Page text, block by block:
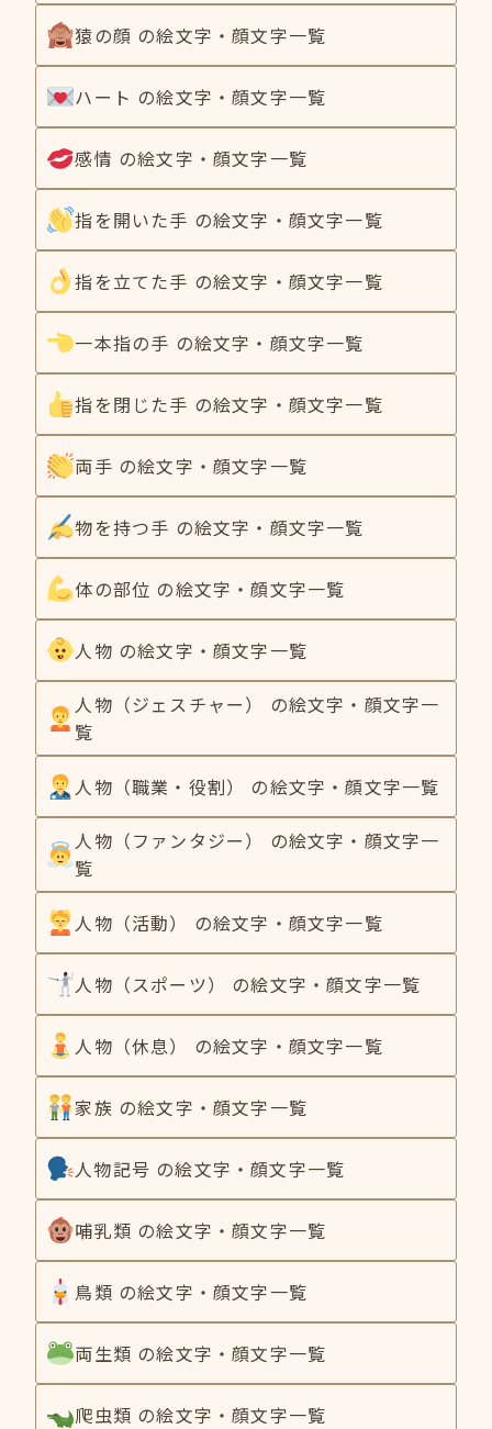
猿の顔 の絵文字・顔文字一覧
ハート の絵文字・顔文字一覧
感情 の絵文字・顔文字一覧
指を開いた手 の絵文字・顔文字一覧
指を立てた手 の絵文字・顔文字一覧
一本指の手 の絵文字・顔文字一覧
指を閉じた手 の絵文字・顔文字一覧
両手 の絵文字・顔文字一覧
物を持つ手 の絵文字・顔文字一覧
体の部位 の絵文字・顔文字一覧
人物 の絵文字・顔文字一覧
人物（ジェスチャー） の絵文字・顔文字一
覧
人物（職業・役割） の絵文字・顔文字一覧
人物（ファンタジー） の絵文字・顔文字一
覧
人物（活動） の絵文字・顔文字一覧
人物（スポーツ） の絵文字・顔文字一覧
人物（休息） の絵文字・顔文字一覧
家族 の絵文字・顔文字一覧
人物記号 の絵文字・顔文字一覧
哺乳類 の絵文字・顔文字一覧
鳥類 の絵文字・顔文字一覧
両生類 の絵文字・顔文字一覧
爬虫類 の絵文字・顔文字一覧